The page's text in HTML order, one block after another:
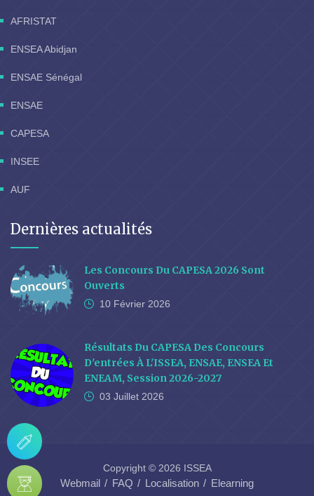
AFRISTAT
ENSEA Abidjan
ENSAE Sénégal
ENSAE
CAPESA
INSEE
AUF
Dernières actualités
Les Concours Du CAPESA 2026 Sont
Ouverts
10 Février 2026
Résultats Du CAPESA Des Concours
D'entrées À L'ISSEA, ENSAE, ENSEA Et
ENEAM, Session 2026-2027
03 Juillet 2026
Copyright © 2026 ISSEA
Webmail FAQ Localisation Elearning